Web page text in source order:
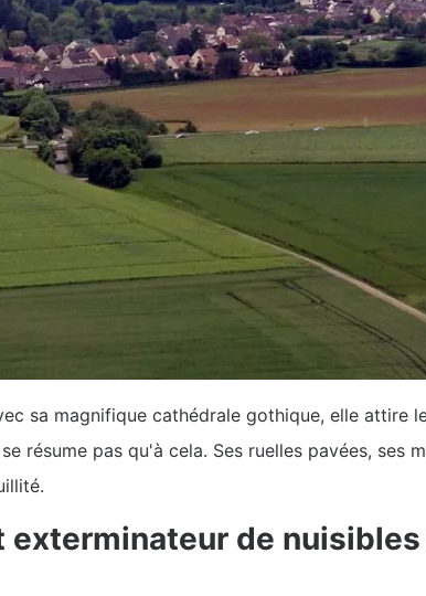
sa magnifique cathédrale gothique, elle attire
résume pas qu'à cela. Ses ruelles pavées, ses
de nuisibles